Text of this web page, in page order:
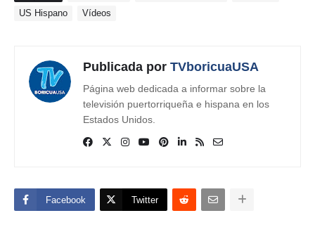
US Hispano
Vídeos
Publicada por TVboricuaUSA
Página web dedicada a informar sobre la
televisión puertorriqueña e hispana en los
Estados Unidos.
Facebook Twitter